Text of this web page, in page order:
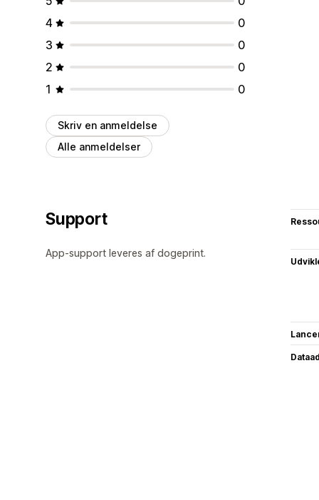
4
0
3
0
2
0
1
0
Skriv en anmeldelse
Alle anmeldelser
Support
App-support leveres af dogeprint.